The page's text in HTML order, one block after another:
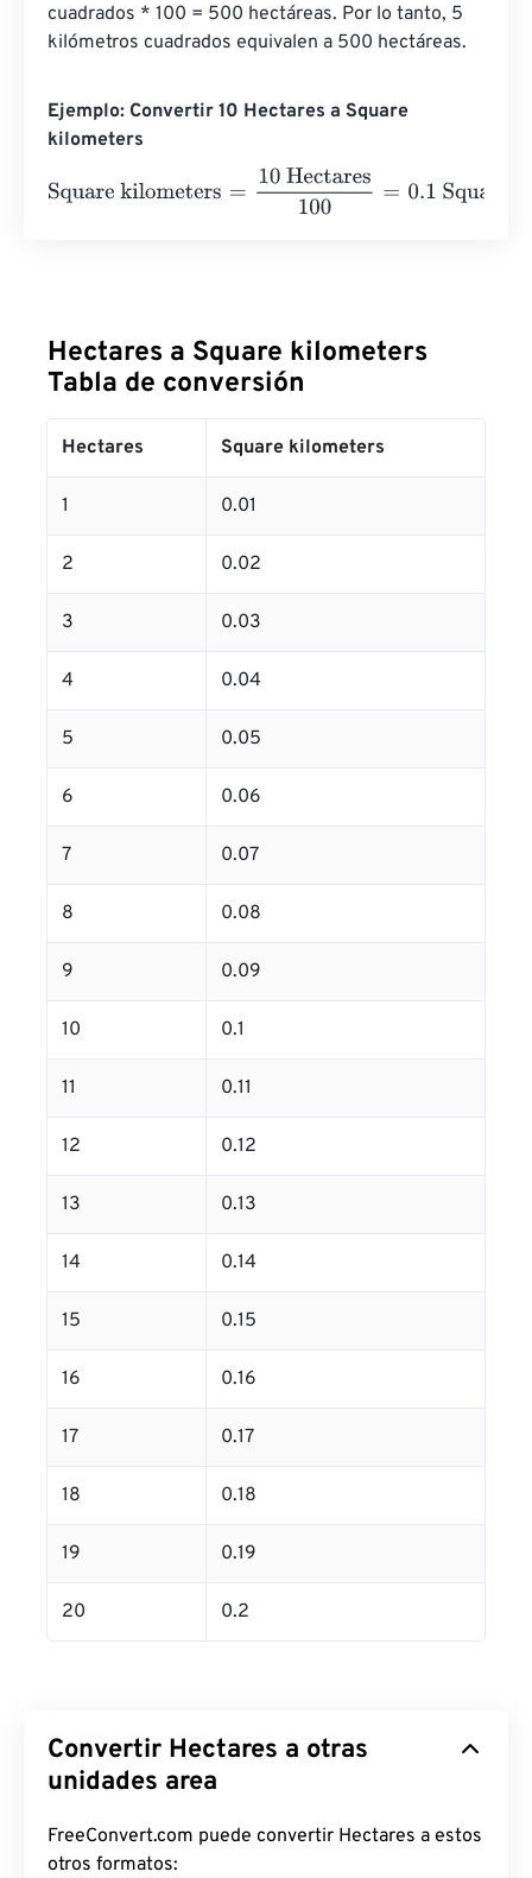
cuadrados * 100 = 500 hectáreas. Por lo tanto, 5
kilómetros cuadrados equivalen a 500 hectáreas.
Ejemplo: Convertir 10 Hectares a Square
kilometers
Square kilometers
10 Hectares100=0.1 Square
Hectares a Square kilometers
Tabla de conversión
Hectares Square kilometers
1 0.01
2 0.02
3 0.03
4 0.04
5 0.05
6 0.06
7 0.07
8 0.08
9 0.09
10 0.1
11 0.11
12 0.12
13 0.13
14 0.14
15 0.15
16 0.16
17 0.17
18 0.18
19 0.19
20 0.2
Convertir Hectares a otras
unidades area
FreeConvert.com puede convertir Hectares a estos
otros formatos: